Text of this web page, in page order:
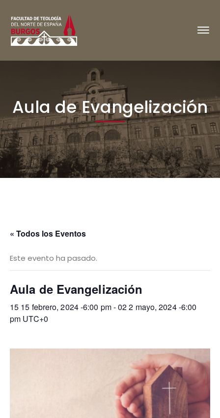
Aula de Evangelización
« Todos los Eventos
Este evento ha pasado.
Aula de Evangelización
15 15 febrero, 2024 -6:00 pm-02 2 mayo, 2024 -6:00
pm UTC+0